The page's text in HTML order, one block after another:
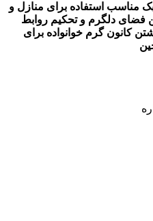
استفاده برای منازل و
دلگرم و تحکیم روابط
کانون گرم خوانواده برای